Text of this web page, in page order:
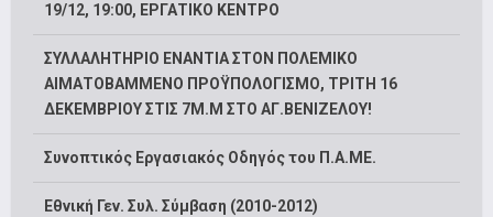
19/12, 19:00, ΕΡΓΑΤΙΚΟ ΚΕΝΤΡΟ
ΣΥΛΛΑΛΗΤΗΡΙΟ ΕΝΑΝΤΙΑ ΣΤΟΝ ΠΟΛΕΜΙΚΟ
ΑΙΜΑΤΟΒΑΜΜΕΝΟ ΠΡΟΫΠΟΛΟΓΙΣΜΟ, ΤΡΙΤΗ 16
ΔΕΚΕΜΒΡΙΟΥ ΣΤΙΣ 7Μ.Μ ΣΤΟ ΑΓ.ΒΕΝΙΖΕΛΟΥ!
Συνοπτικός Εργασιακός Οδηγός του Π.Α.ΜΕ.
Εθνική Γεν. Συλ. Σύμβαση (2010-2012)